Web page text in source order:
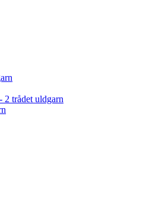
2 trådet uldgarn